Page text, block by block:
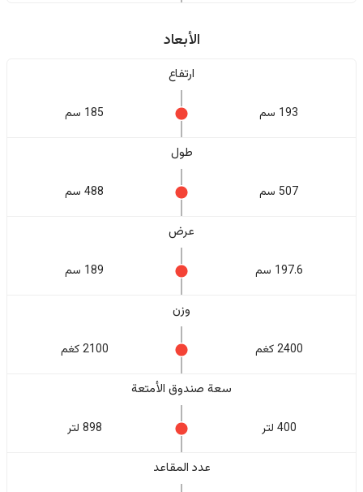
الأبعاد
ارتفاع
193 سم 185 سم
طول
507 سم 488 سم
عرض
197.6 سم 189 سم
وزن
2400 كغم 2100 كغم
سعة صندوق الأمتعة
400 لتر 898 لتر
عدد المقاعد